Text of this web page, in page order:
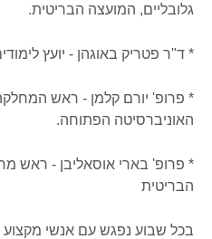
גלובליים, המועצה הבריטית.
* ד"ר פטריק באוגהן - יועץ
* פרופ' יורם קלמן - ראש המחלקה
האוניברסיטה הפתוחה.
* פרופ' בארי אוסאליבן - ראש
הבריטית
בכל שבוע נפגש עם אנשי